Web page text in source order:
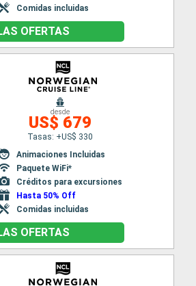
Comidas incluidas
OFERTAS
desde
US$ 679
Tasas: +US$ 330
Animaciones Incluidas
Paquete WiFi*
Créditos para excursiones
Hasta 50% Off
Comidas incluidas
OFERTAS